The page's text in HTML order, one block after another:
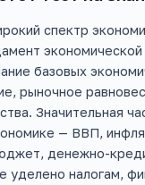
спектр
экономической
базовых
рыночное
Значительная
— ВВП,
денежно-
уделено налогам,